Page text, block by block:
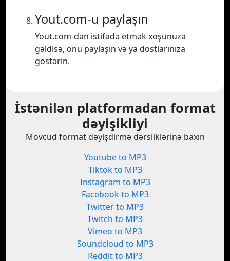
Yout.com-u paylaşın
Yout.com-dan istifadə etmək xoşunuza
gəldisə, onu paylaşın və ya dostlarınıza
göstərin.
İstənilən platformadan format
dəyişikliyi
Mövcud format dəyişdirmə dərsliklərinə baxın
Youtube to MP3
Tiktok to MP3
Instagram to MP3
Facebook to MP3
Twitter to MP3
Twitch to MP3
Vimeo to MP3
Soundcloud to MP3
Reddit to MP3